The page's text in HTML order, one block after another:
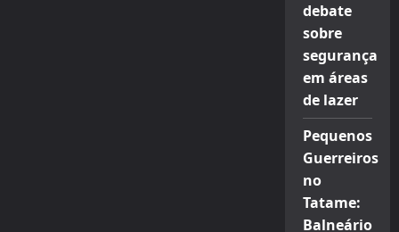
debate
sobre
segurança
em áreas
de lazer
Pequenos
Guerreiros
no
Tatame:
Balneário